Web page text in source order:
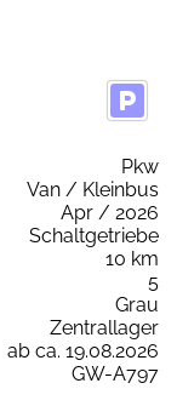
Pkw
Van / Kleinbus
Apr / 2026
Schaltgetriebe
10 km
5
Grau
Zentrallager
ab ca. 19.08.2026
GW-A797